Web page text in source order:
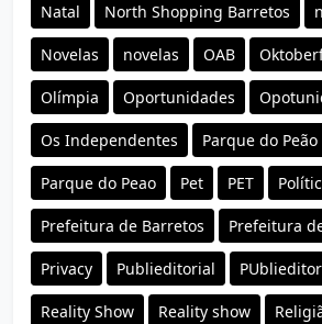
Natal North Shopping Barretos
Novelas novelas OAB
Olímpia Oportunidades
Os Independentes Parque do Peão
Parque do Peao Pet PET
Prefeitura de Barretos Prefeitura
Privacy Publieditorial
Reality Show Reality show